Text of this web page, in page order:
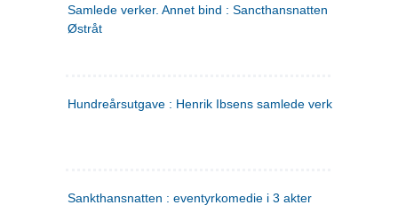
Samlede verker. Annet bind : Sancthansnatten ; Fru Inger
Østråt
Hundreårsutgave : Henrik Ibsens samlede verker. 2
Sankthansnatten : eventyrkomedie i 3 akter